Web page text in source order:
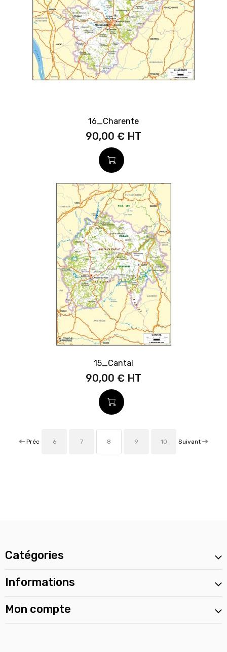
16_Charente
90,00 €
15_Cantal
90,00 €
Préc 6 7 8 9 10 Suivant
Catégories
Informations
Mon compte